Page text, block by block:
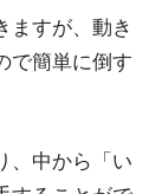
ますが、動き
で簡単に倒す
、中から「い